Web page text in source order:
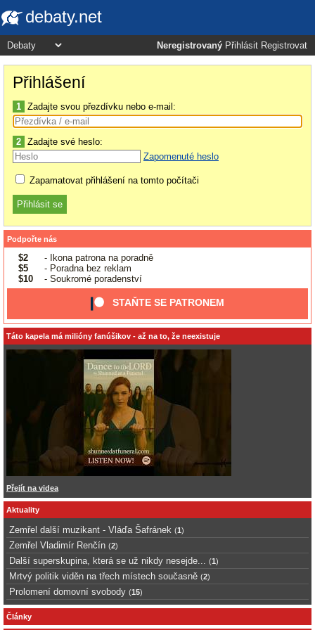
debaty.net
Neregistrovaný Přihlásit Registrovat
Přihlášení
1 Zadajte svou přezdívku nebo e-mail:
2 Zadajte své heslo:
Zapomenuté heslo
Zapamatovat přihlášení na tomto počítači
Podpořte nás
$2
- Ikona patrona na poradně
$5
- Poradna bez reklam
$10
- Soukromé poradenství
STAŇTE SE PATRONEM
Táto kapela má milióny fanúšikov - až na to, že neexistuje
Přejít na videa
Aktuality
Zemřel další muzikant - Vláďa Šafránek (1)
Zemřel Vladimír Renčín (2)
Další superskupina, která se už nikdy nesejde... (1)
Mrtvý politik viděn na třech místech současně (2)
Prolomení domovní svobody (15)
Články